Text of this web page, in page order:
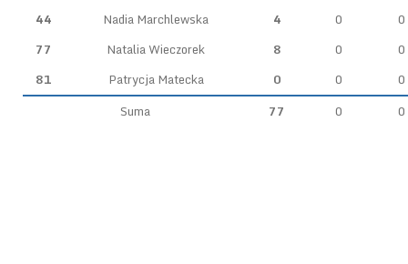
44
Nadia Marchlewska 4 0
0
77
Natalia Wieczorek 8 0
0
81
Patrycja Matecka 0 0
0
Suma
77 0 0